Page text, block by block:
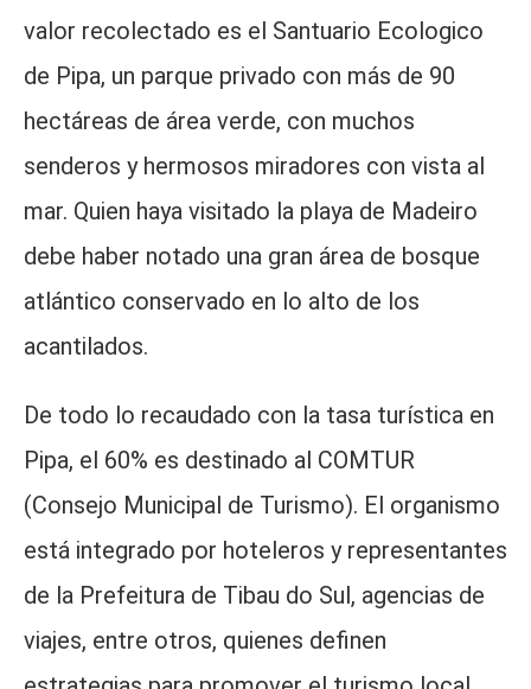
valor recolectado es el Santuario Ecologico
de Pipa, un parque privado con más de 90
hectáreas de área verde, con muchos
senderos y hermosos miradores con vista al
mar. Quien haya visitado la playa de Madeiro
debe haber notado una gran área de bosque
atlántico conservado en lo alto de los
acantilados.
De todo lo recaudado con la tasa turística en
Pipa, el 60% es destinado al COMTUR
(Consejo Municipal de Turismo). El organismo
está integrado por hoteleros y representantes
de la Prefeitura de Tibau do Sul, agencias de
viajes, entre otros, quienes definen